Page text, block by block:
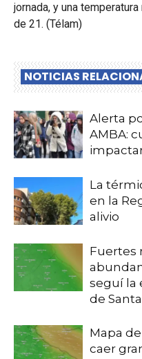
jornada, y una
de 21. (Télam)
NOTICIAS
Alerta
AMBA:
La
en la
alivio
Fuertes
seguí la
de
Mapa
caer